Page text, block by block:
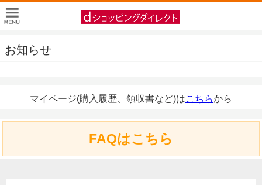
お知らせ
マイページ(購入履歴、領収書など)はこちらから
FAQはこちら